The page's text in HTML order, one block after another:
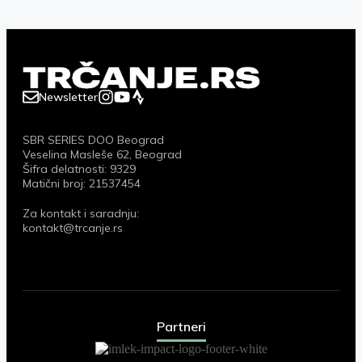
Newsletter
SBR SERIES DOO Beograd
Veselina Masleše 62, Beograd
Šifra delatnosti: 9329
Matični broj: 21537454
Za kontakt i saradnju:
kontakt@trcanje.rs
Partneri